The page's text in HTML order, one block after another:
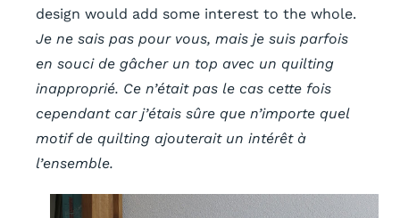
design would add some interest to the whole.
Je ne sais pas pour vous, mais je suis parfois
en souci de gâcher un top avec un quilting
inapproprié. Ce n’était pas le cas cette fois
cependant car j’étais sûre que n’importe quel
motif de quilting ajouterait un intérêt à
l’ensemble.